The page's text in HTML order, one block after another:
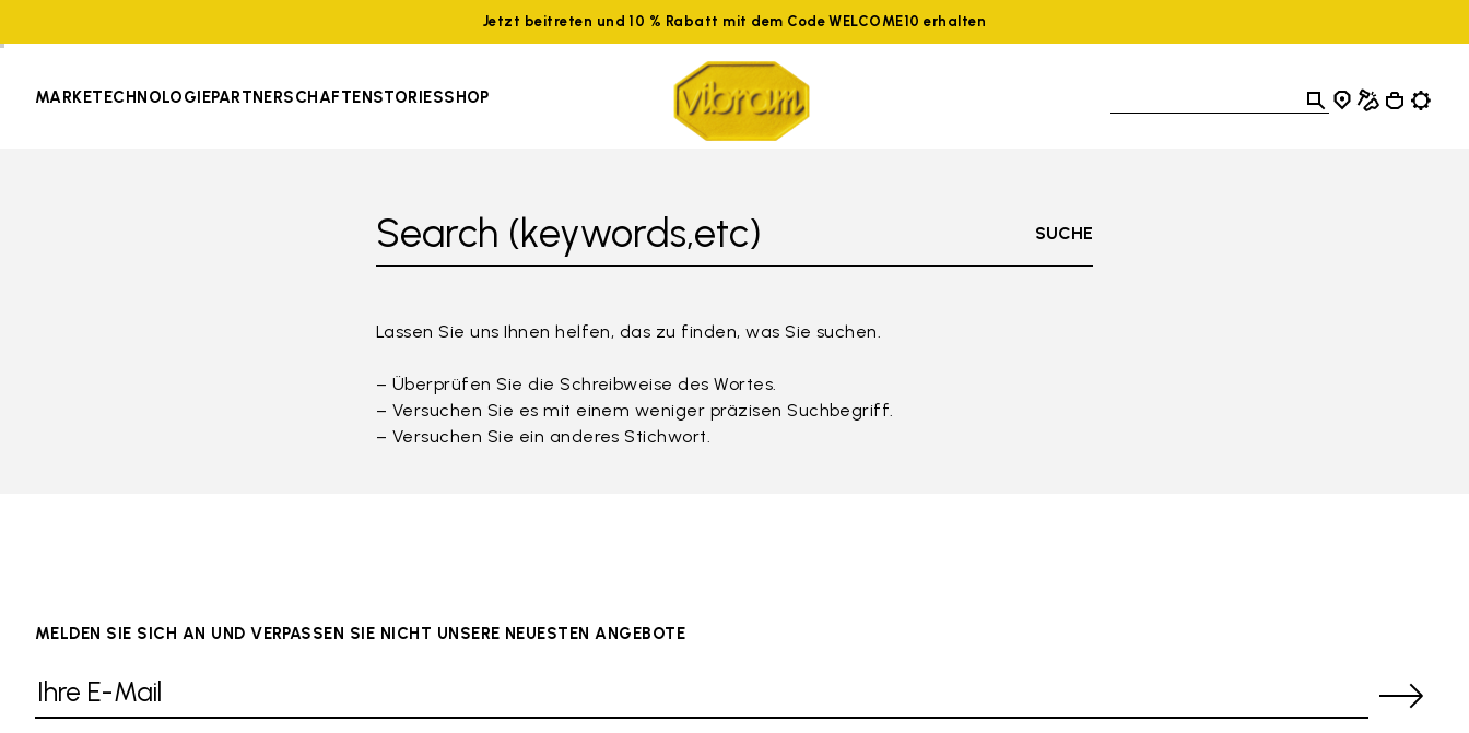
Jetzt beitreten und 10 % Rabatt mit dem Code WELCOME10 erhalten
MARKETECHNOLOGIEPARTNERSCHAFTENSTORIESSHOP
Search (keywords,etc) SUCHE
Lassen Sie uns Ihnen helfen, das zu finden, was Sie suchen.
– Überprüfen Sie die Schreibweise des Wortes.
– Versuchen Sie es mit einem weniger präzisen Suchbegriff.
– Versuchen Sie ein anderes Stichwort.
MELDEN SIE SICH AN UND VERPASSEN SIE NICHT UNSERE NEUESTEN ANGEBOTE